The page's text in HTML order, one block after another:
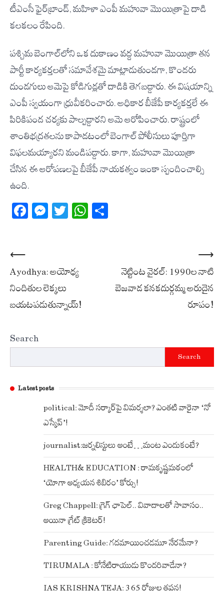
టీఎంసీ ఫైర్‌బ్రాండ్, మహిళా ఎంపీ మహువా మొయిత్రాపై దాడి
కలకలం రేపింది.
పశ్చిమ బెంగాల్‌లోని ఒక దుకాణం వద్ద మహువా మొయిత్రా తన
పార్టీ కార్యకర్తలతో సమావేశమై మాట్లాడుతుండగా, కొందరు
దుండగులు ఆమెపై కోడిగుడ్లతో దాడికి తెగబడ్డారు. ఈ విషయాన్ని
ఎంపీ స్వయంగా ధ్రువీకరించారు. అధికార బీజేపీ కార్యకర్తలే ఈ
పిరికిపంద చర్యకు పాల్పడ్డారని ఆమె ఆరోపించారు. రాష్ట్రంలో
శాంతిభద్రతలను కాపాడటంలో బెంగాల్ పోలీసులు పూర్తిగా
విఫలమయ్యారని మండిపడ్డారు. కాగా, మహువా మొయిత్రా
చేసిన ఈ ఆరోపణలపై బీజేపీ నాయకత్వం ఇంకా స్పందించాల్సి
ఉంది.
Facebook
Messenger
TwitterWhatsApp
Post
navigation
⟵
Ayodhya: అయోధ్య
నిందితుల లెక్కలు
బయటపడుతున్నాయ్!
నెట్టింట వైరల్: 1990ల నాటి
బెజవాడ కనకదుర్గమ్మ అరుదైన
రూపం!
⟶
Search
Search
Latest posts
political: మోదీ సర్కార్‌పై విమర్శలా? ఎంతటి వారైనా ‘నో
ఎస్కేప్’!
journalist:జర్నలిస్టులు అంటే…మంట ఎందుకంటే?
HEALTH& EDUCATION : రామకృష్ణమఠంలో
‘యోగా అధ్యయన శిబిరం’ కోర్సు!
Greg Chappell: గ్రెగ్ ఛాపెల్.. వివాదాలతో సావాసం..
అయినా గ్రేట్ క్రికెటర్!
Parenting Guide: గదమాయించడమూ నేరమేనా?
TIRUMALA : కోనేటిరాయుడు కొందరివాడేనా?
IAS KRISHNA TEJA: 365 రోజుల తపన!